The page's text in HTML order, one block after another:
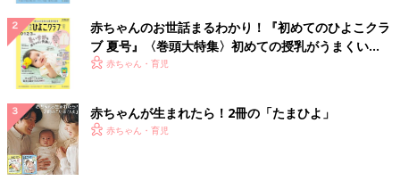
赤ちゃんのお世話まるわかり！『初めてのひよこクラ
ブ 夏号』〈巻頭大特集〉初めての授乳がうまくい
く！ おっぱい・ミルクの基本と夏のトラブル 解決テ
赤ちゃん・育児
赤ちゃんが生まれたら！2冊の「たまひよ」
赤ちゃん・育児